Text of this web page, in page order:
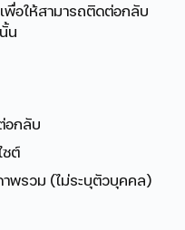
พื่อให้สามารถติดต่อกลับ
น
อกลับ
ซต์
าพรวม (ไม่ระบุตัวบุคคล)